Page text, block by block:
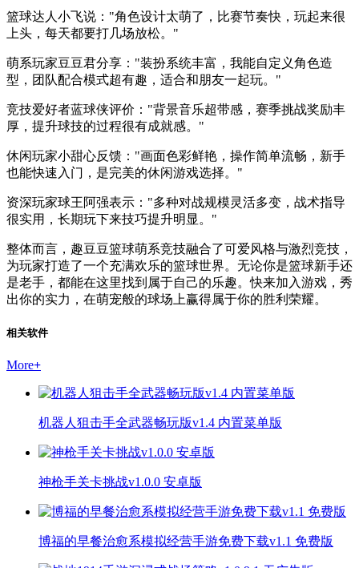
篮球达人小飞说："角色设计太萌了，比赛节奏快，玩起来很
上头，每天都要打几场放松。"
萌系玩家豆豆君分享："装扮系统丰富，我能自定义角色造
型，团队配合模式超有趣，适合和朋友一起玩。"
竞技爱好者蓝球侠评价："背景音乐超带感，赛季挑战奖励丰
厚，提升球技的过程很有成就感。"
休闲玩家小甜心反馈："画面色彩鲜艳，操作简单流畅，新手
也能快速入门，是完美的休闲游戏选择。"
资深玩家球王阿强表示："多种对战规模灵活多变，战术指导
很实用，长期玩下来技巧提升明显。"
整体而言，趣豆豆篮球萌系竞技融合了可爱风格与激烈竞技，
为玩家打造了一个充满欢乐的篮球世界。无论你是篮球新手还
是老手，都能在这里找到属于自己的乐趣。快来加入游戏，秀
出你的实力，在萌宠般的球场上赢得属于你的胜利荣耀。
相关软件
More+
机器人狙击手全武器畅玩版v1.4 内置菜单版
神枪手关卡挑战v1.0.0 安卓版
博福的早餐治愈系模拟经营手游免费下载v1.1 免费版